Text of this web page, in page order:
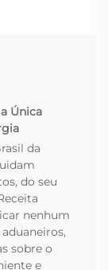
Única
da
do seu
nenhum
sobre o
e